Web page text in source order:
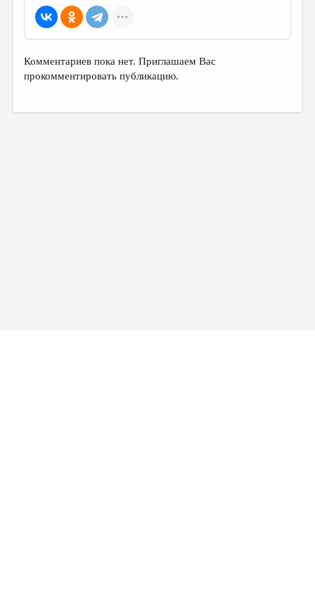
ЛИТЕРАТУРОВЕДЕНИЕ
КУЛЬТУРОВЕДЕНИЕ
ПУБЛИЦИСТИКА
ЦИКЛЫ ПУБЛИКАЦИЙ
Комментариев пока нет. Приглашаем Вас
прокомментировать публикацию.